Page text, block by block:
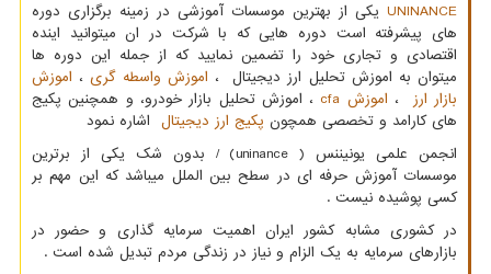
UNINANCE یکی از بهترین موسسات آموزشی در زمینه برگزاری دوره
های پیشرفته است دوره هایی که با شرکت در ان میتوانید اینده
اقتصادی و تجاری خود را تضمین نمایید که از جمله این دوره ها
میتوان به اموزش تحلیل ارز دیجیتال ، اموزش واسطه گری، اموزش
بازار ارز
، اموزش cfa
، اموزش تحلیل بازار خودرو، و همچنین پکیج
های کارامد و تخصصی همچون پکیج ارز دیجیتال اشاره نمود
انجمن علمی یونیننس ( (uninance/ بدون شک یکی از برترین
موسسات آموزش حرفه ای در سطح بین الملل میباشد که این مهم بر
کسی پوشیده نیست .
در کشوری مشابه کشور ایران اهمیت سرمایه گذاری و حضور در
بازارهای سرمایه به یک الزام و نیاز در زندگی مردم تبدیل شده است .